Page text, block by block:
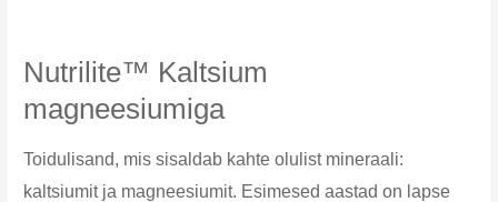
Nutrilite™ Kaltsium
magneesiumiga
Toidulisand, mis sisaldab kahte olulist mineraali:
kaltsiumit ja magneesiumit. Esimesed aastad on lapse